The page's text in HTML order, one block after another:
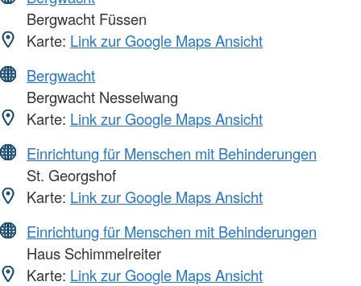
Bergwacht Füssen
Karte: Link zur Google Maps Ansicht
Bergwacht
Bergwacht Nesselwang
Karte: Link zur Google Maps Ansicht
Einrichtung für Menschen mit Behinderungen
St. Georgshof
Karte: Link zur Google Maps Ansicht
Einrichtung für Menschen mit Behinderungen
Haus Schimmelreiter
Karte: Link zur Google Maps Ansicht